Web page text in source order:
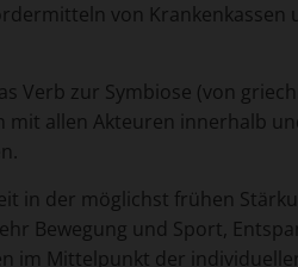
von
zur Symbiose (von
allen Akteuren innerhalb
in der möglichst frühen
Bewegung und Sport,
im Mittelpunkt der